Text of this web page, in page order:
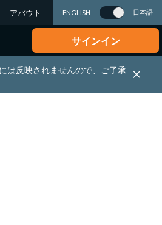
アバウト ENGLISH 日本語
サインイン
は反映されませんので、ご了承